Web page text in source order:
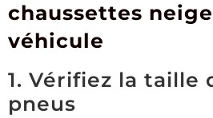
chaussettes
véhicule
1. Vérifiez la taille
pneus